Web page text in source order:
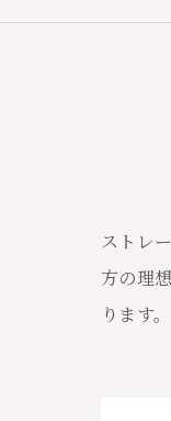
ストレ
方の理
ります。